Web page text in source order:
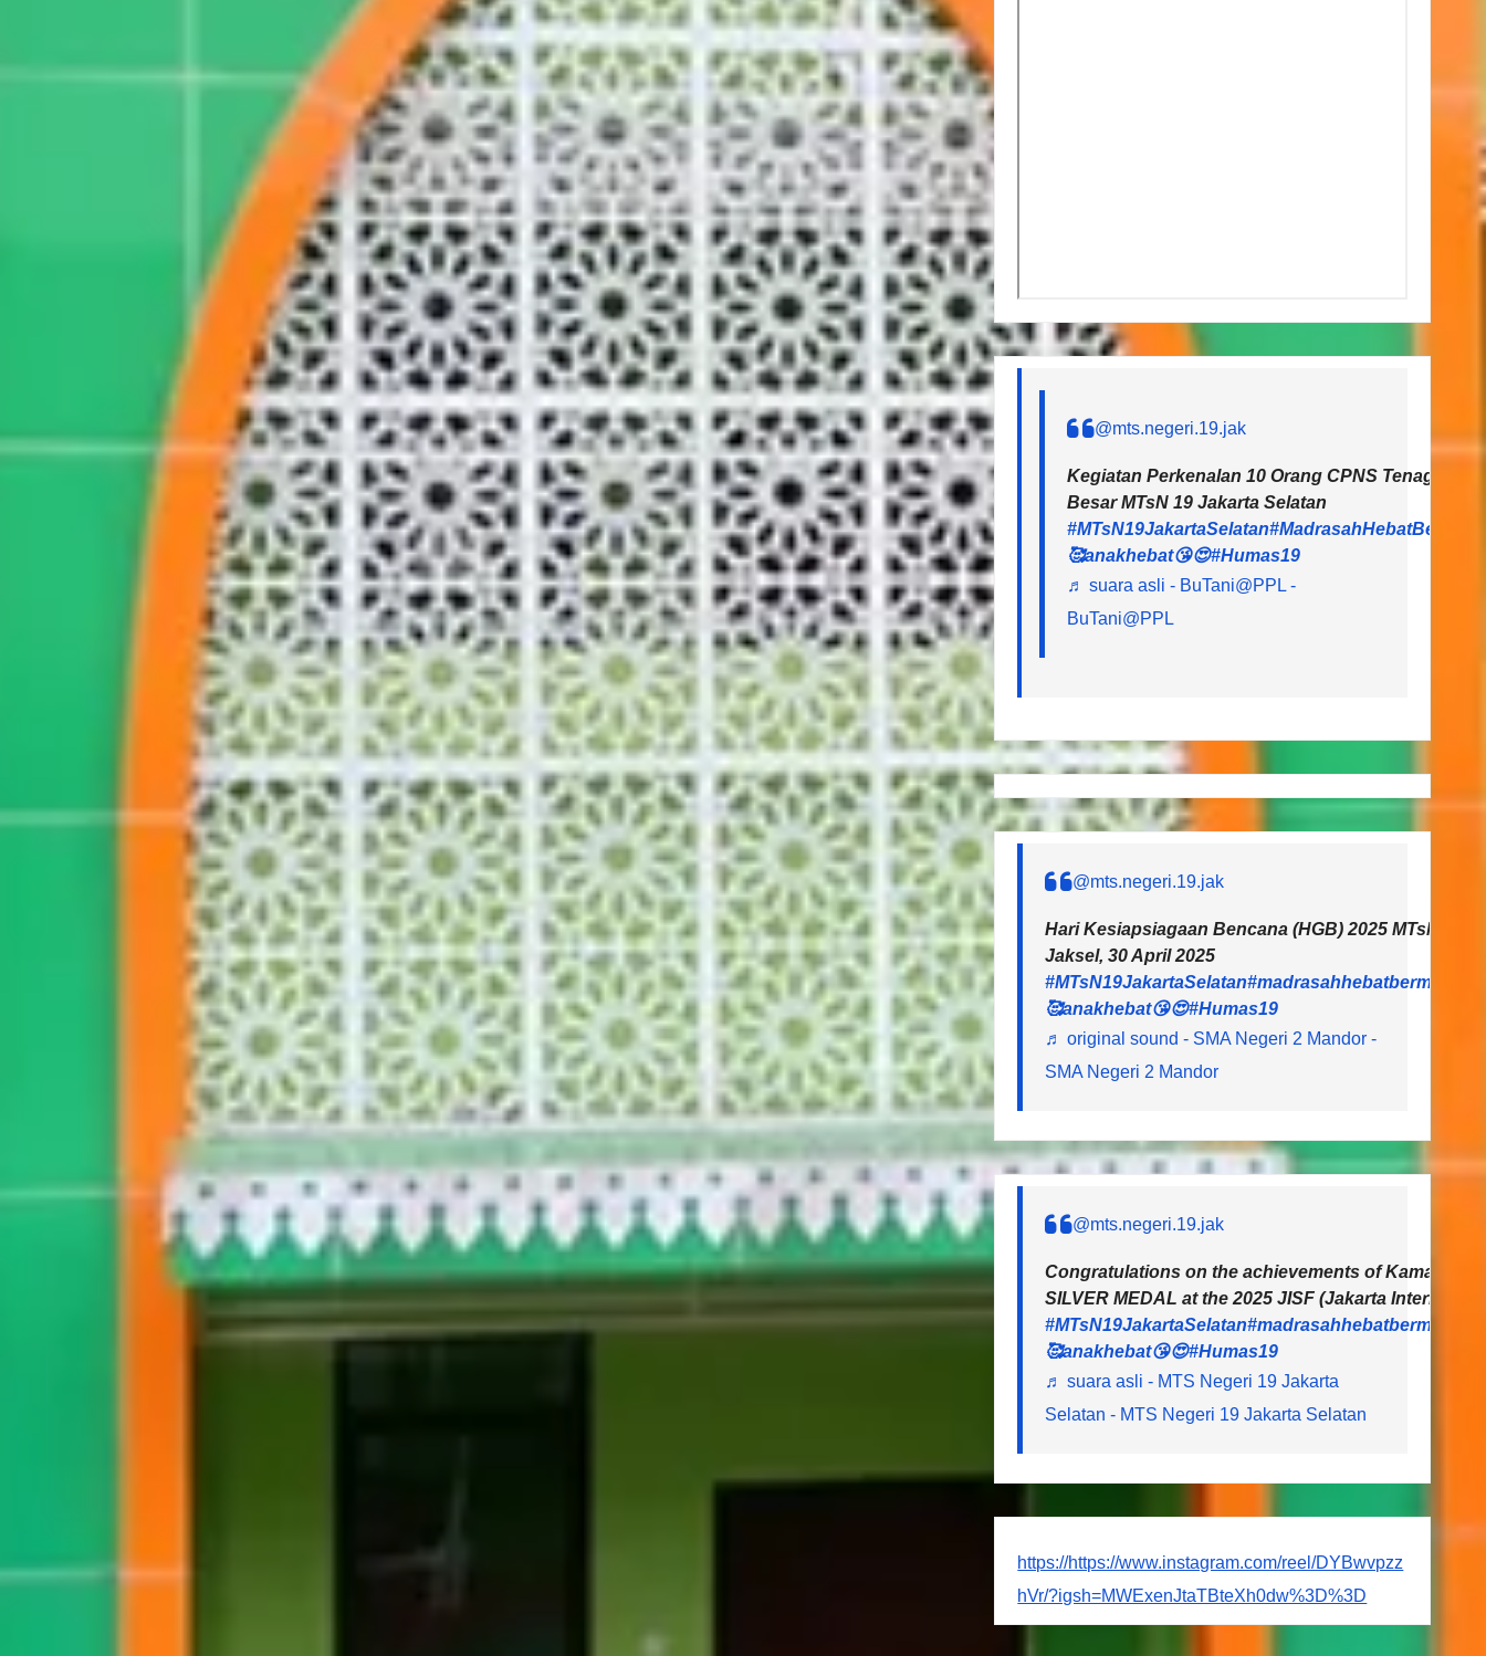
@mts.negeri.19.jak
Kegiatan Perkenalan 10 Orang CPNS Tenaga
Besar MTsN 19 Jakarta Selatan
#MTsN19JakartaSelatan
🥰anakhebat😘😍#Humas19
♬ suara asli - BuTani@PPL -
BuTani@PPL
@mts.negeri.19.jak
Hari Kesiapsiagaan Bencana (HGB) 2025 MTsN 19
Jaksel, 30 April 2025
#MTsN19JakartaSelatan
🥰anakhebat😘😍#Humas19
♬ original sound - SMA Negeri 2 Mandor -
SMA Negeri 2 Mandor
@mts.negeri.19.jak
Congratulations on the achievements of Kamal and
SILVER MEDAL at the 2025 JISF (Jakarta
#MTsN19JakartaSelatan
🥰anakhebat😘😍#Humas19
♬ suara asli - MTS Negeri 19 Jakarta
Selatan - MTS Negeri 19 Jakarta Selatan
https://https://www.instagram.com/reel/DYBwvpzz
hVr/?igsh=MWExenJtaTBteXh0dw%3D%3D